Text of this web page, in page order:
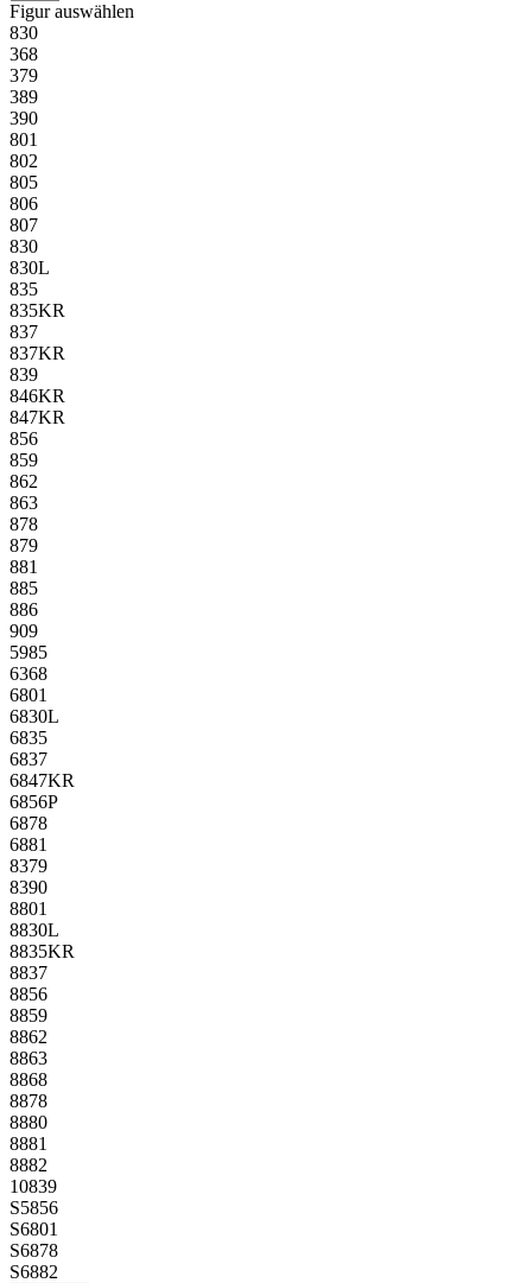
Figurauswählen
830
368
379
389
390
801
802
805
806
807
830
830L
835
835KR
837
837KR
839
846KR
847KR
856
859
862
863
878
879
881
885
886
909
5985
6368
6801
6830L
6835
6837
6847KR
6856P
6878
6881
8379
8390
8801
8830L
8835KR
8837
8856
8859
8862
8863
8868
8878
8880
8881
8882
10839
S5856
S6801
S6878
S6882